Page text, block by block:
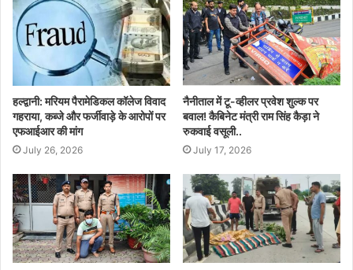
हल्द्वानी: मरियम पैरामेडिकल कॉलेज विवाद
गहराया, कब्जे और फर्जीवाड़े के आरोपों पर
एफआईआर की मांग
July 26, 2026
नैनीताल में टू-व्हीलर प्रवेश शुल्क पर
बवाल! कैबिनेट मंत्री राम सिंह कैड़ा ने
रुकवाई वसूली..
July 17, 2026